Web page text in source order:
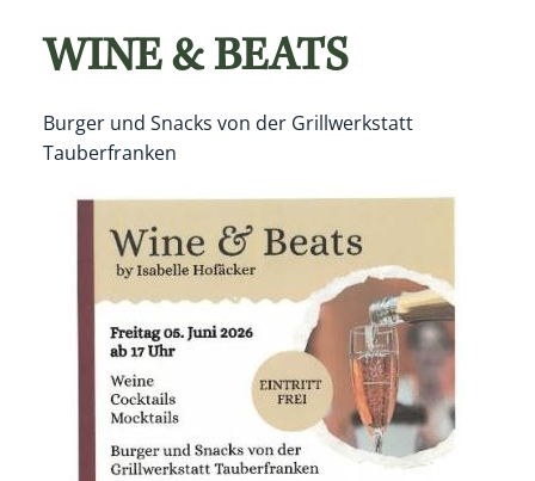
WINE & BEATS
Burger und Snacks von der Grillwerkstatt
Tauberfranken